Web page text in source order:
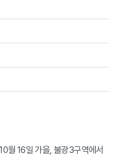
16일 가을, 불광3구역에서